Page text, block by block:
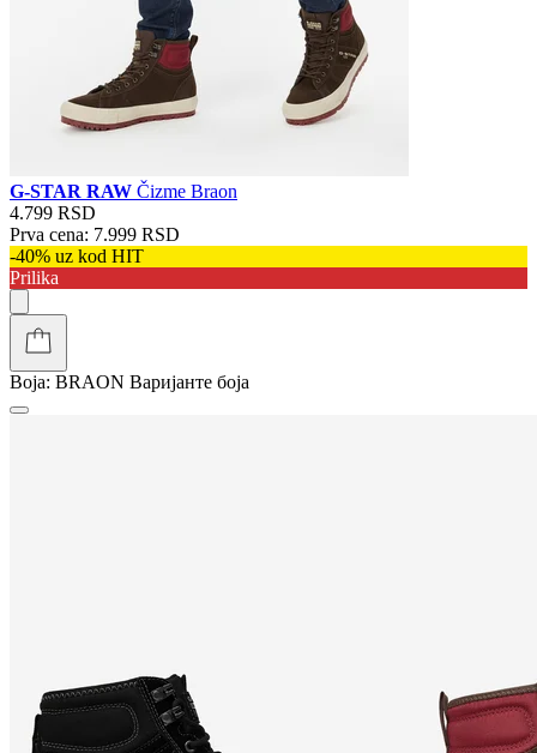
G-STAR RAW Čizme Braon
4.799 RSD
Prva cena: 7.999 RSD
-40% uz kod HIT
Prilika
Boja: BRAON Варијанте боја